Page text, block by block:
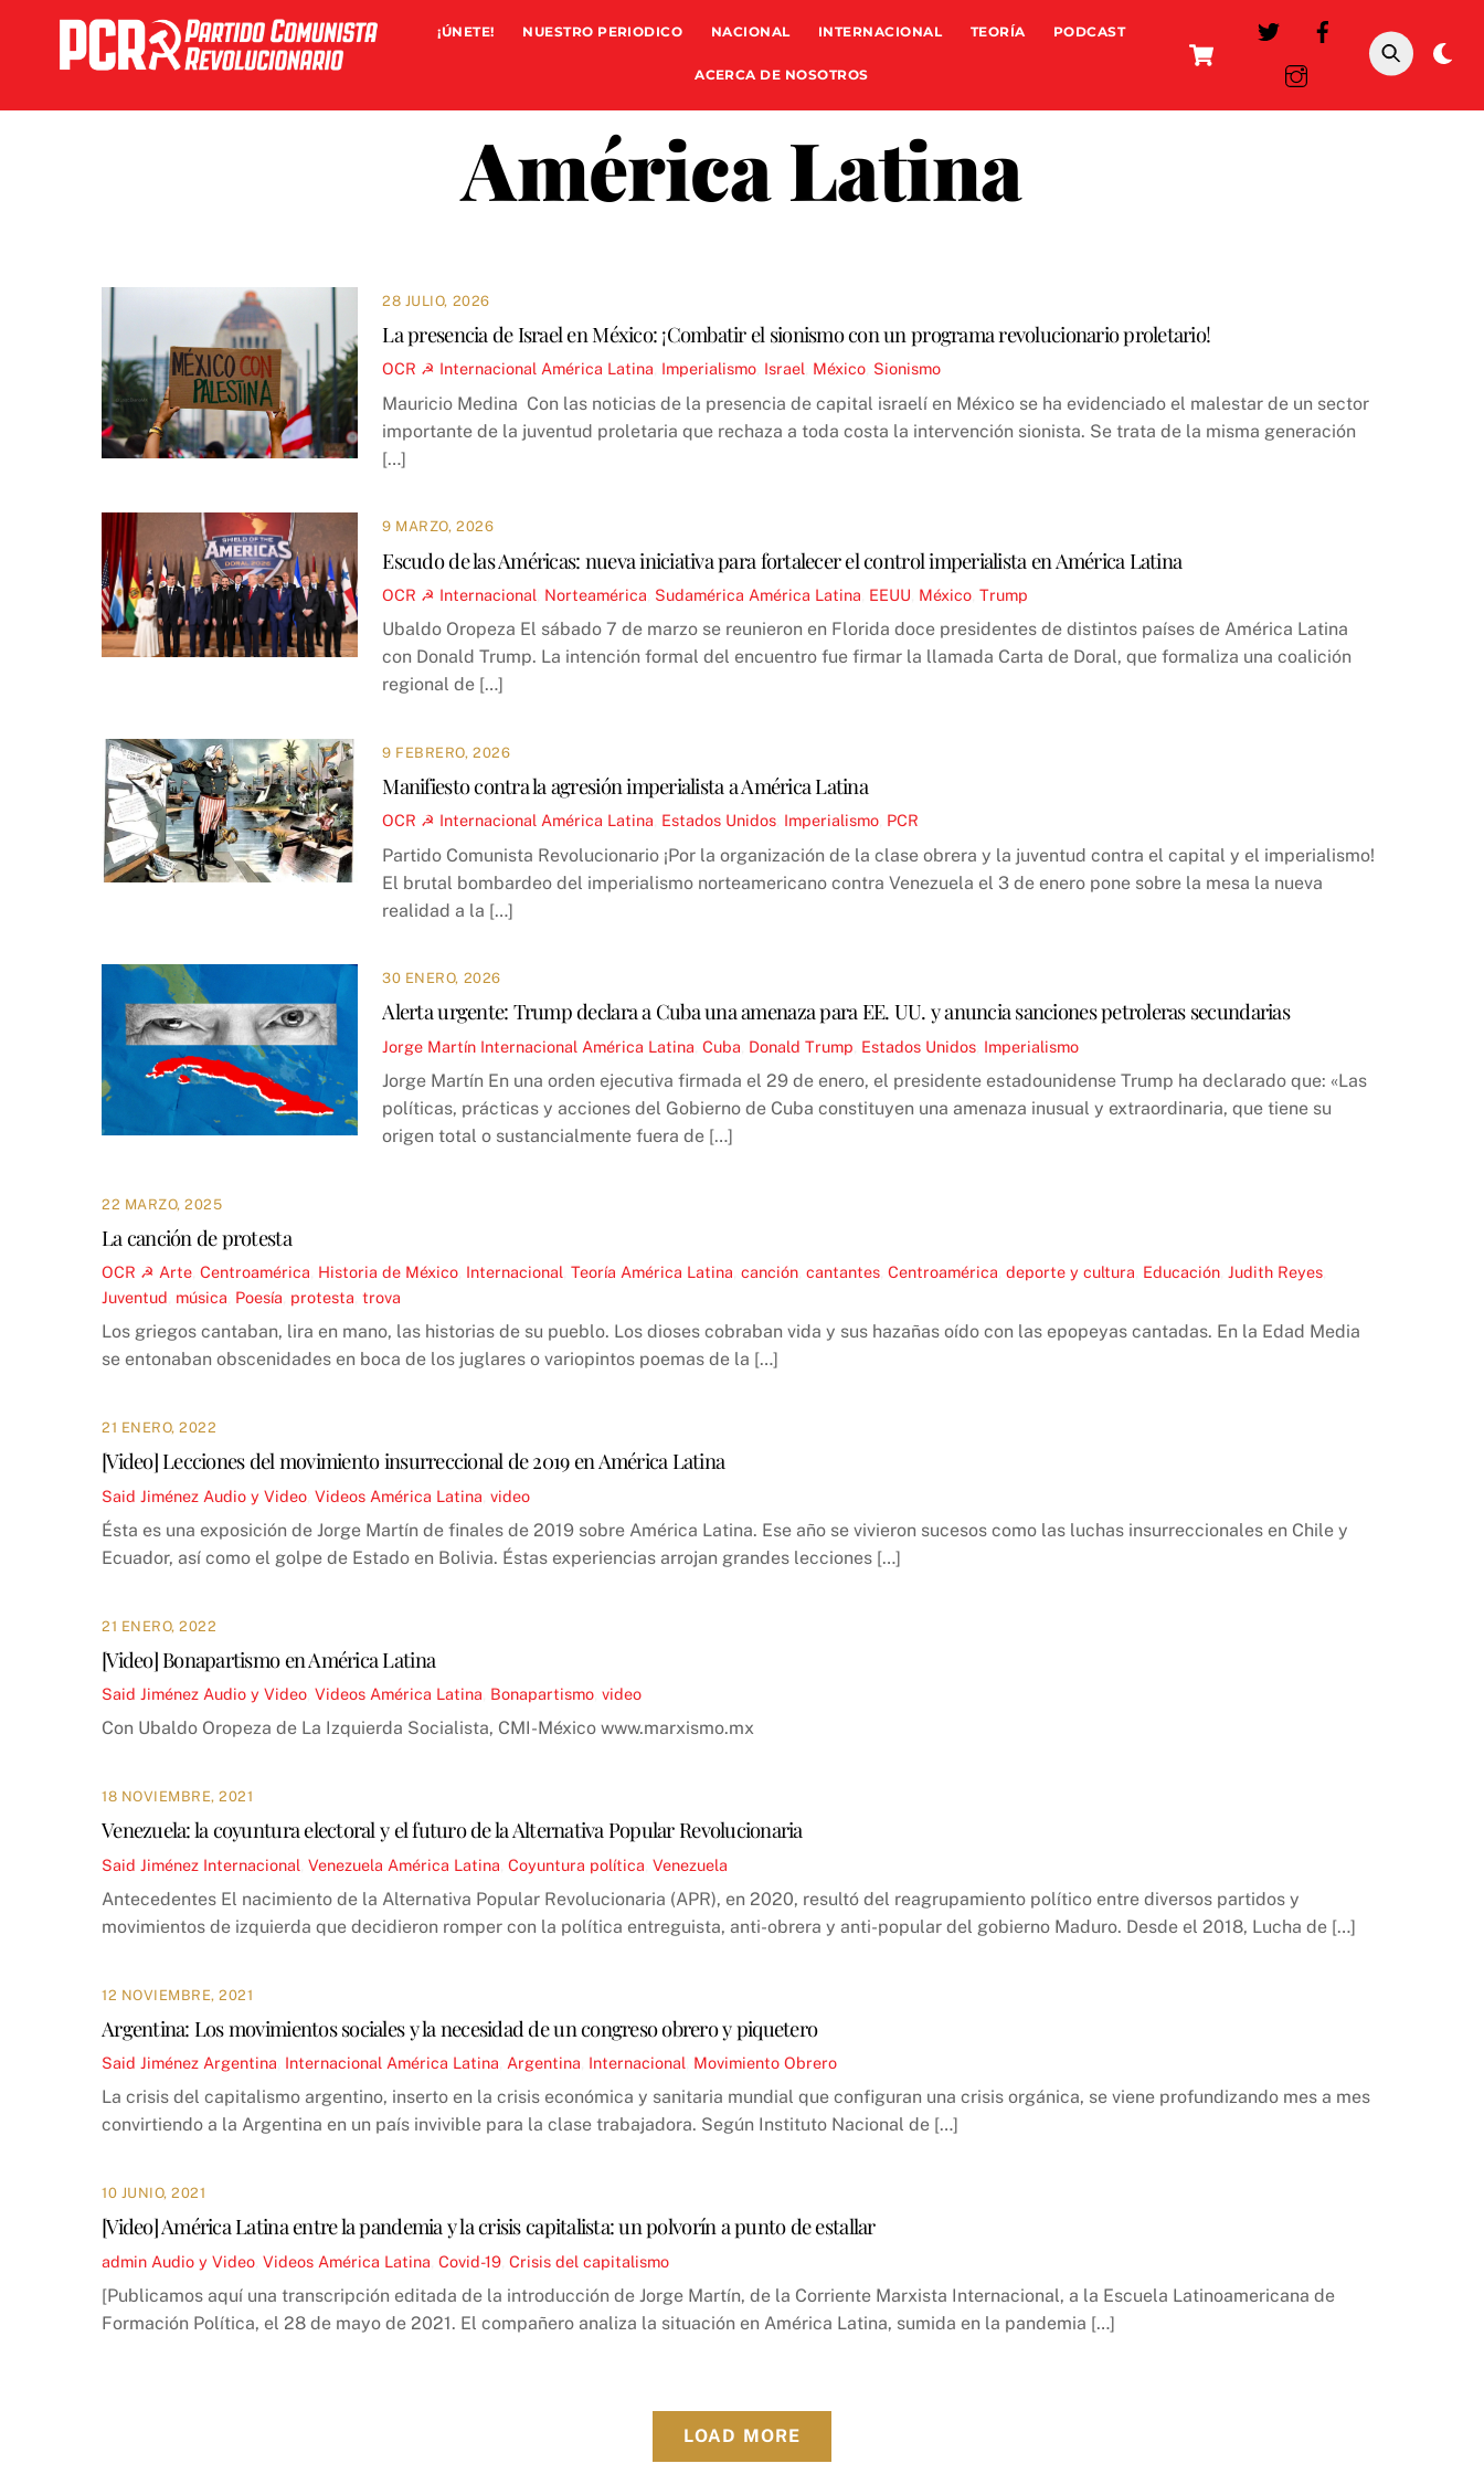
content
Cart
¡ÚNETE! NUESTRO PERIODICO NACIONAL INTERNACIONAL TEORÍA PODCAST
ACERCA DE NOSOTROS
América Latina
28 JULIO, 2026
La presencia de Israel en México: ¡Combatir el sionismo con un programa revolucionario proletario!
OCR ☭ Internacional América Latina Imperialismo Israel México Sionismo
Mauricio Medina Con las noticias de la presencia de capital israelí en México se ha evidenciado el malestar de un sector
importante de la juventud proletaria que rechaza a toda costa la intervención sionista. Se trata de la misma generación
[…]
9 MARZO, 2026
Escudo de las Américas: nueva iniciativa para fortalecer el control imperialista en América Latina
OCR ☭ Internacional Norteamérica Sudamérica América Latina EEUU México ,Trump
Ubaldo Oropeza El sábado 7 de marzo se reunieron en Florida doce presidentes de distintos países de América Latina
con Donald Trump. La intención formal del encuentro fue firmar la llamada Carta de Doral, que formaliza una coalición
regional de […]
9 FEBRERO, 2026
Manifiesto contra la agresión imperialista a América Latina
OCR ☭ Internacional América Latina Estados Unidos Imperialismo PCR
Partido Comunista Revolucionario ¡Por la organización de la clase obrera y la juventud contra el capital y el imperialismo!
El brutal bombardeo del imperialismo norteamericano contra Venezuela el 3 de enero pone sobre la mesa la nueva
realidad a la […]
30 ENERO, 2026
Alerta urgente: Trump declara a Cuba una amenaza para EE. UU. y anuncia sanciones petroleras secundarias
Jorge Martín Internacional América Latina ,Cuba Donald Trump Estados Unidos Imperialismo
Jorge Martín En una orden ejecutiva firmada el 29 de enero, el presidente estadounidense Trump ha declarado que: «Las
políticas, prácticas y acciones del Gobierno de Cuba constituyen una amenaza inusual y extraordinaria, que tiene su
origen total o sustancialmente fuera de […]
22 MARZO, 2025
La canción de protesta
OCR ☭ Arte Centroamérica Historia de México Internacional Teoría América Latina canción cantantes Centroamérica deporte y cultura Educación Judith Reyes
Juventud música Poesía protesta trova
Los griegos cantaban, lira en mano, las historias de su pueblo. Los dioses cobraban vida y sus hazañas oído con las epopeyas cantadas. En la Edad Media
se entonaban obscenidades en boca de los juglares o variopintos poemas de la […]
21 ENERO, 2022
[Video] Lecciones del movimiento insurreccional de 2019 en América Latina
Said Jiménez Audio y Video Videos América Latina video
Ésta es una exposición de Jorge Martín de finales de 2019 sobre América Latina. Ese año se vivieron sucesos como las luchas insurreccionales en Chile y
Ecuador, así como el golpe de Estado en Bolivia. Éstas experiencias arrojan grandes lecciones […]
21 ENERO, 2022
[Video] Bonapartismo en América Latina
Said Jiménez Audio y Video Videos América Latina Bonapartismo video
Con Ubaldo Oropeza de La Izquierda Socialista, CMI-México www.marxismo.mx
18 NOVIEMBRE, 2021
Venezuela: la coyuntura electoral y el futuro de la Alternativa Popular Revolucionaria
Said Jiménez Internacional Venezuela América Latina Coyuntura política Venezuela
Antecedentes El nacimiento de la Alternativa Popular Revolucionaria (APR), en 2020, resultó del reagrupamiento político entre diversos partidos y
movimientos de izquierda que decidieron romper con la política entreguista, anti-obrera y anti-popular del gobierno Maduro. Desde el 2018, Lucha de […]
12 NOVIEMBRE, 2021
Argentina: Los movimientos sociales y la necesidad de un congreso obrero y piquetero
Said Jiménez Argentina Internacional América Latina Argentina Internacional Movimiento Obrero
La crisis del capitalismo argentino, inserto en la crisis económica y sanitaria mundial que configuran una crisis orgánica, se viene profundizando mes a mes
convirtiendo a la Argentina en un país invivible para la clase trabajadora. Según Instituto Nacional de […]
10 JUNIO, 2021
[Video] América Latina entre la pandemia y la crisis capitalista: un polvorín a punto de estallar
admin Audio y Video Videos América Latina Covid-19 Crisis del capitalismo
[Publicamos aquí una transcripción editada de la introducción de Jorge Martín, de la Corriente Marxista Internacional, a la Escuela Latinoamericana de
Formación Política, el 28 de mayo de 2021. El compañero analiza la situación en América Latina, sumida en la pandemia […]
LOAD MORE